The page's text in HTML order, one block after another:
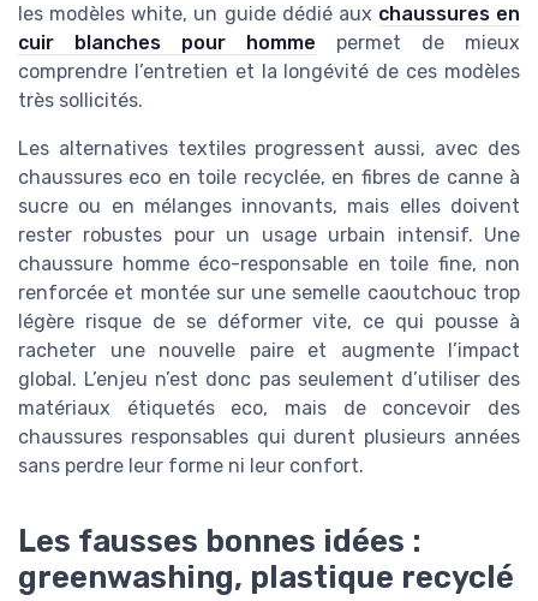
les modèles white, un guide dédié aux chaussures en
cuir blanches pour homme permet de mieux
comprendre l’entretien et la longévité de ces modèles
très sollicités.
Les alternatives textiles progressent aussi, avec des
chaussures eco en toile recyclée, en fibres de canne à
sucre ou en mélanges innovants, mais elles doivent
rester robustes pour un usage urbain intensif. Une
chaussure homme éco-responsable en toile fine, non
renforcée et montée sur une semelle caoutchouc trop
légère risque de se déformer vite, ce qui pousse à
racheter une nouvelle paire et augmente l’impact
global. L’enjeu n’est donc pas seulement d’utiliser des
matériaux étiquetés eco, mais de concevoir des
chaussures responsables qui durent plusieurs années
sans perdre leur forme ni leur confort.
Les fausses bonnes idées :
greenwashing, plastique recyclé